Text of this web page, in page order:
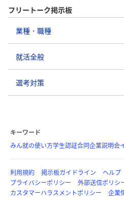
フリートーク掲示板
業種・職種
就活全般
選考対策
キーワード
みん就の使い方学生認証合同企業説明会
利用規約 掲示板ガイドライン ヘルプ
プライバシーポリシー
外部送信ポリシ
カスタマーハラスメントポリシー
企業